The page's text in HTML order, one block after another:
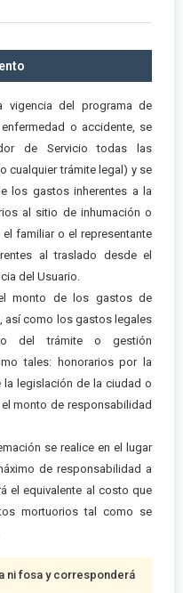
vigencia del programa de
o accidente, se
de Servicio todas las
cualquier trámite legal) y se
los gastos inherentes a la
al sitio de inhumación o
familiar o el representante
al traslado desde el
del Usuario.
monto de los gastos de
así como los gastos legales
del trámite o gestión
tales: honorarios por la
legislación de la ciudad o
monto de responsabilidad
se realice en el lugar
de responsabilidad a
el equivalente al costo que
mortuorios tal como se
ni fosa y corresponderá